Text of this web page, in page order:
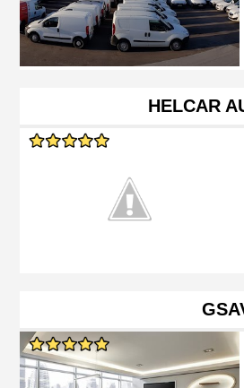
HELCAR